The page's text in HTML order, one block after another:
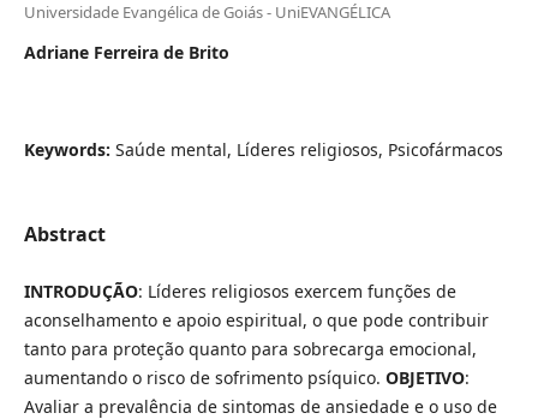
Universidade Evangélica de Goiás - UniEVANGÉLICA
Adriane Ferreira de Brito
Keywords: Saúde mental, Líderes religiosos, Psicofármacos
Abstract
INTRODUÇÃO: Líderes religiosos exercem funções de
aconselhamento e apoio espiritual, o que pode contribuir
tanto para proteção quanto para sobrecarga emocional,
aumentando o risco de sofrimento psíquico. OBJETIVO:
Avaliar a prevalência de sintomas de ansiedade e o uso de